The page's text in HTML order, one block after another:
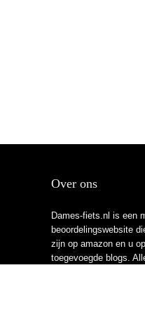
Over ons
Dames-fiets.nl is een
beoordelingswebsite
zijn op amazon en u
toegevoegde blogs.